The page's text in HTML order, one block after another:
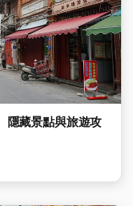
隱藏景點與旅遊攻